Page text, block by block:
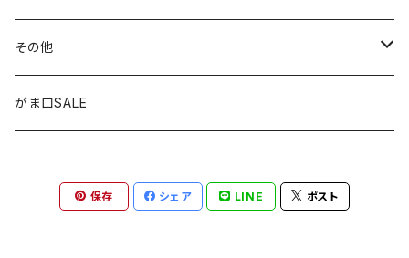
窓用サンキャッチャー
ブックマーカー
アクセサリー
ペンケース
通帳ケース
印鑑ケース
ストラップ
ペンダント
メガネストラップ
その他
アジャスター
がま口SALE
保存 シェア LINE ポスト